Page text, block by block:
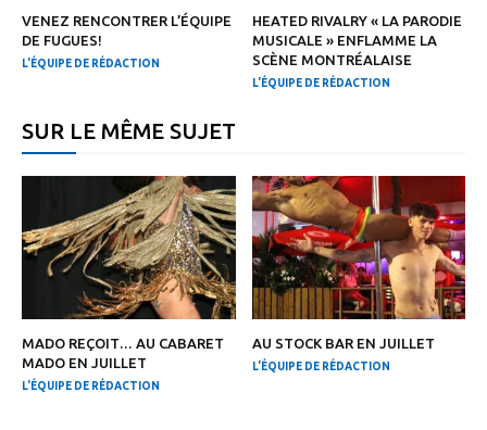
VENEZ RENCONTRER L’ÉQUIPE
DE FUGUES!
L'ÉQUIPE DE RÉDACTION
HEATED RIVALRY « LA PARODIE
MUSICALE » ENFLAMME LA
SCÈNE MONTRÉALAISE
L'ÉQUIPE DE RÉDACTION
SUR LE MÊME SUJET
MADO REÇOIT… AU CABARET
MADO EN JUILLET
L'ÉQUIPE DE RÉDACTION
AU STOCK BAR EN JUILLET
L'ÉQUIPE DE RÉDACTION